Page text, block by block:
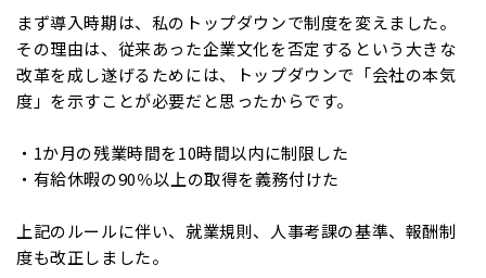
まず導入時期は、私のトップダウンで制度を変えました。
その理由は、従来あった企業文化を否定するという大きな
改革を成し遂げるためには、トップダウンで「会社の本気
度」を示すことが必要だと思ったからです。
・1か月の残業時間を10時間以内に制限した
・有給休暇の90％以上の取得を義務付けた
上記のルールに伴い、就業規則、人事考課の基準、報酬制
度も改正しました。